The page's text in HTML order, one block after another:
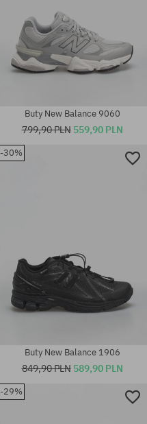
Dostępne rozmiary:
Buty New Balance 9060
799,90 PLN 559,90 PLN
-30%
Buty New Balance 1906
849,90 PLN 589,90 PLN
-29%